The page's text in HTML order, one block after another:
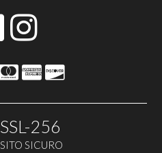
SSL-256
SITO SICURO